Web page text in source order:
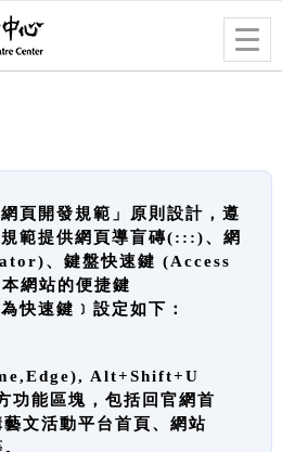
頁開發規範」原則設計，遵
範提供網頁導盲磚(:::)、網
、鍵盤快速鍵 (Access
網站的便捷鍵
快速鍵﹞設定如下：
Alt+Shift+U
能區塊，包括回官網首
文活動平台首頁、網站